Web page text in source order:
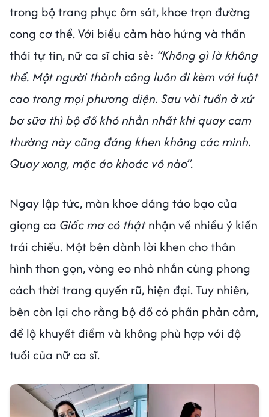
trong bộ trang phục ôm sát, khoe trọn đường
cong cơ thể. Với biểu cảm hào hứng và thần
thái tự tin, nữ ca sĩ chia sẻ: “Không gì là không
thể. Một người thành công luôn đi kèm với luật
cao trong mọi phương diện. Sau vài tuần ở xứ
bơ sữa thì bộ đồ khó nhằn nhất khi quay cam
thường này cũng đáng khen không các mình.
Quay xong, mặc áo khoác vô nào”.
Ngay lập tức, màn khoe dáng táo bạo của
giọng ca Giấc mơ có thậtnhận về nhiều ý kiến
trái chiều. Một bên dành lời khen cho thân
hình thon gọn, vòng eo nhỏ nhắn cùng phong
cách thời trang quyến rũ, hiện đại. Tuy nhiên,
bên còn lại cho rằng bộ đồ có phần phản cảm,
để lộ khuyết điểm và không phù hợp với độ
tuổi của nữ ca sĩ.